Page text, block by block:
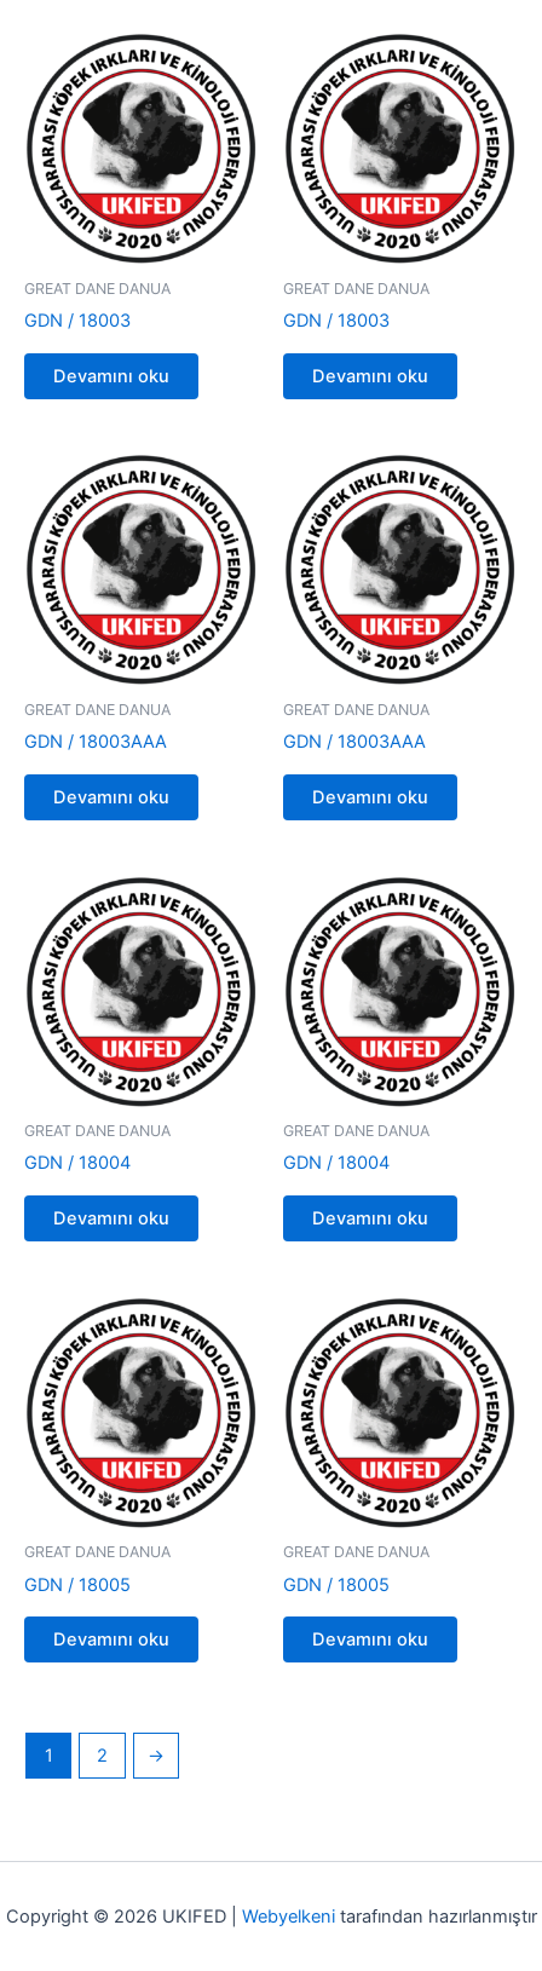
GREAT DANE DANUA
GDN / 18003
Devamını oku
GREAT DANE DANUA
GDN / 18003
Devamını oku
GREAT DANE DANUA
GDN / 18003AAA
Devamını oku
GREAT DANE DANUA
GDN / 18003AAA
Devamını oku
GREAT DANE DANUA
GDN / 18004
Devamını oku
GREAT DANE DANUA
GDN / 18004
Devamını oku
GREAT DANE DANUA
GDN / 18005
Devamını oku
GREAT DANE DANUA
GDN / 18005
Devamını oku
1 2 →
Copyright © 2026 UKIFED | Webyelkenitarafından hazırlanmıştır